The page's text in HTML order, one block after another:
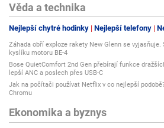
Věda a technika
Nejlepší chytré hodinky Nejlepší telefony
Záhada obří exploze rakety New Glenn se
kyslíku motoru BE-4
Bose QuietComfort 2nd Gen přebírají funkce
lepší ANC a poslech přes USB-C
Jak na počítači používat Netflix v co nejlepší
Chromu
Ekonomika a byznys